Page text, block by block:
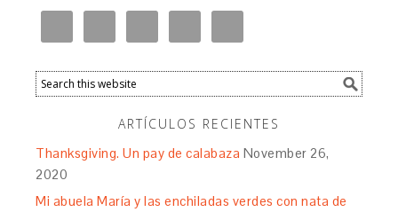
ARTÍCULOS RECIENTES
Thanksgiving. Un pay de calabaza November 26,
2020
Mi abuela María y las enchiladas verdes con nata de